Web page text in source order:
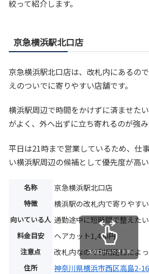
絞って紹介します。
京急横浜駅北口店
京急横浜駅北口店は、改札内にあるの
えのついでに寄りやすい店舗です。
横浜駅周辺で時間をかけずに済ませた
がよく、外へ出ずに立ち寄れるのが強み
平日は21時まで営業しているため、仕
い横浜駅周辺の候補として優先度が高い
名称 京急横浜駅北口店
特徴 横浜駅の改札内で寄りやすい
向いている人 通勤途中に短時間で整えた
料金目安 ヘアカット1,400円
注意点 改札内なので利用路線によ
住所 神奈川県横浜市西区高島2-
スクロールできます